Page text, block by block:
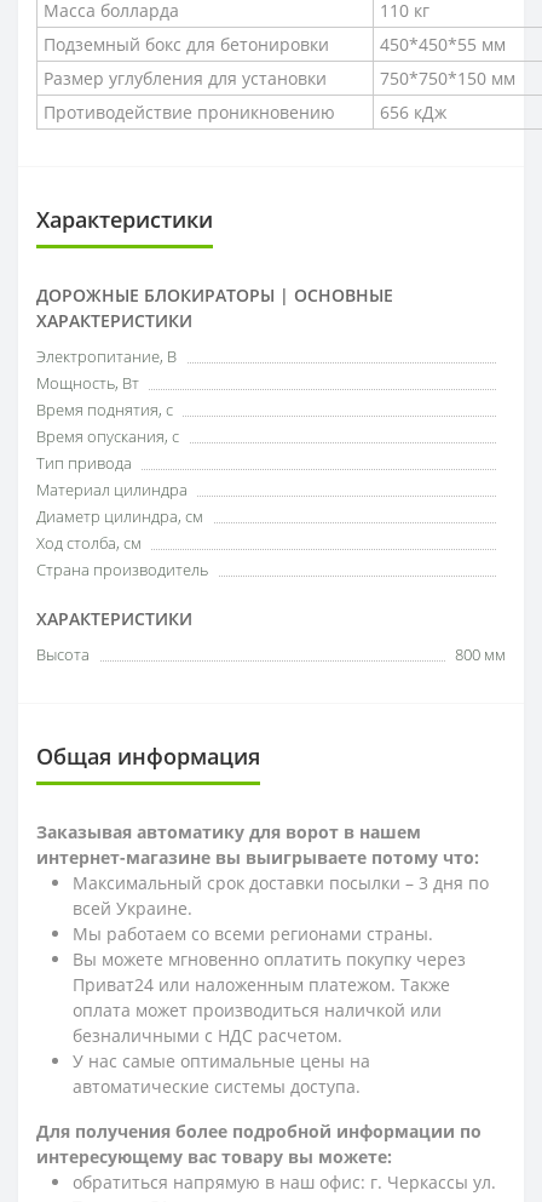
Масса болларда
110 кг
Подземный бокс для бетонировки
450*450*55 мм
Размер углубления для установки
750*750*150 мм
Противодействие проникновению
656 кДж
Характеристики
ДОРОЖНЫЕ БЛОКИРАТОРЫ | ОСНОВНЫЕ
ХАРАКТЕРИСТИКИ
Электропитание, В
Мощность, Вт
Время поднятия, с
Время опускания, с
Тип привода
Материал цилиндра
Диаметр цилиндра, см
Ход столба, см
Страна производитель
ХАРАКТЕРИСТИКИ
Высота 800 мм
Общая информация
Заказывая автоматику для ворот в нашем
интернет-магазине вы выигрываете потому что:
Максимальный срок доставки посылки – 3 дня по
всей Украине.
Мы работаем со всеми регионами страны.
Вы можете мгновенно оплатить покупку через
Приват24 или наложенным платежом. Также
оплата может производиться наличкой или
безналичными с НДС расчетом.
У нас самые оптимальные цены на
автоматические системы доступа.
Для получения более подробной информации по
интересующему вас товару вы можете:
обратиться напрямую в наш офис: г. Черкассы ул.